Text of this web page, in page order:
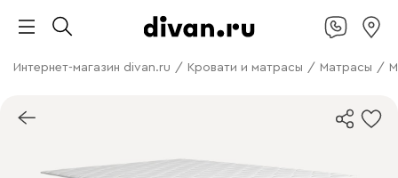
Интернет-магазин divan.ru / Кровати и матрасы / Матрасы /